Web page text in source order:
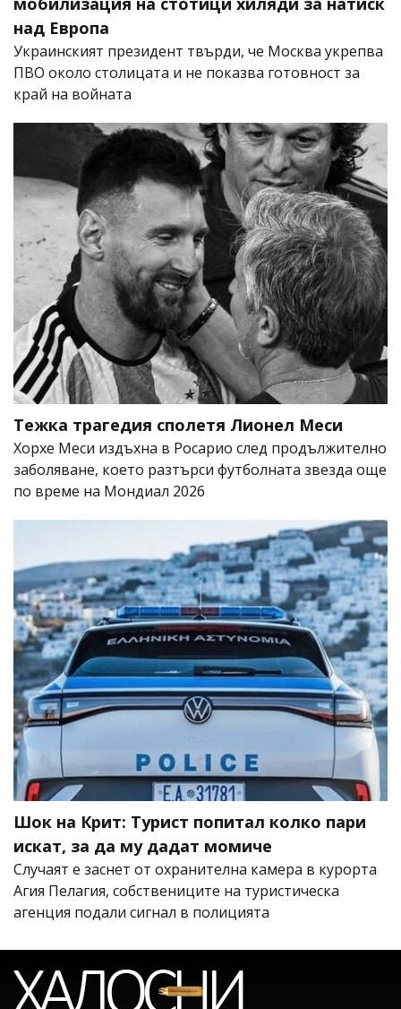
над Европа
Украинският президент твърди, че Москва укрепва
ПВО около столицата и не показва готовност за
край на войната
Тежка трагедия сполетя Лионел Меси
Хорхе Меси издъхна в Росарио след продължително
заболяване, което разтърси футболната звезда още
по време на Мондиал 2026
Шок на Крит: Турист попитал колко пари
искат, за да му дадат момиче
Случаят е заснет от охранителна камера в курорта
Агия Пелагия, собствениците на туристическа
агенция подали сигнал в полицията